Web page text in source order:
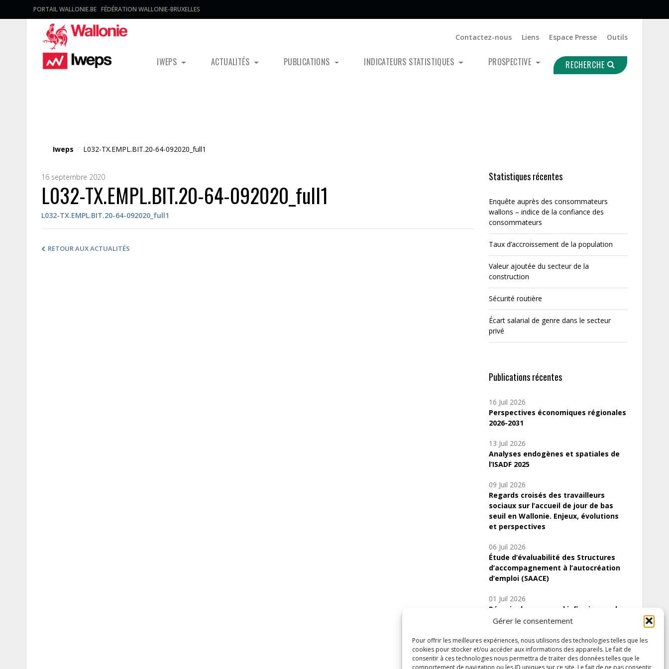
Gérer le consentement
Pour offrir les meilleures expériences, nous utilisons des technologies telles que les
cookies pour stocker et/ou accéder aux informations des appareils. Le fait de
consentir à ces technologies nous permettra de traiter des données telles que le
comportement de navigation ou les ID uniques sur ce site. Le fait de ne pas consentir
PORTAIL WALLONIE.BE FÉDÉRATION WALLONIE-BRUXELLES
Contactez-nous Liens Espace Presse Outils
IWEPS ACTUALITÉS PUBLICATIONS INDICATEURS STATISTIQUES PROSPECTIVE RECHERCHE
Iweps / L032-TX.EMPL.BIT.20-64-092020_full1
16 septembre 2020
L032-TX.EMPL.BIT.20-64-092020_full1
L032-TX.EMPL.BIT.20-64-092020_full1
RETOUR AUX ACTUALITÉS
Statistiques récentes
Enquête auprès des consommateurs
wallons – indice de la confiance des
consommateurs
Taux d’accroissement de la population
Valeur ajoutée du secteur de la
construction
Sécurité routière
Écart salarial de genre dans le secteur
privé
Publications récentes
16 Juil 2026
Perspectives économiques régionales
2026-2031
13 Juil 2026
Analyses endogènes et spatiales de
l’ISADF 2025
09 Juil 2026
Regards croisés des travailleurs
sociaux sur l’accueil de jour de bas
seuil en Wallonie. Enjeux, évolutions
et perspectives
06 Juil 2026
Étude d’évaluabilité des Structures
d’accompagnement à l’autocréation
d’emploi (SAACE)
01 Juil 2026
Pénurie du personnel infirmier :quels
indicateurs d’offre de soins pour